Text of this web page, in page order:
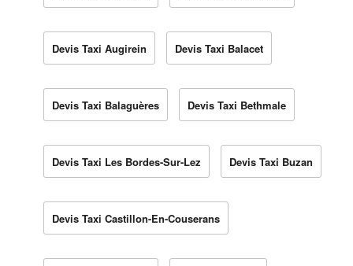
Devis Taxi Augirein Devis Taxi Balacet
Devis Taxi Balaguères Devis Taxi Bethmale
Devis Taxi Les Bordes-Sur-Lez Devis Taxi Buzan
Devis Taxi Castillon-En-Couserans